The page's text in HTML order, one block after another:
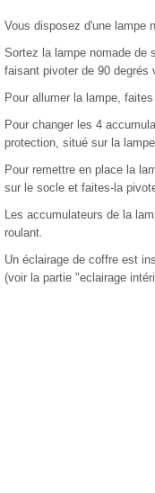
Vous disposez d'une lampe
Sortez la lampe nomade de
faisant pivoter de 90 degrés
Pour allumer la lampe,
Pour changer les 4
protection, situé sur la lampe
Pour remettre en place la
sur le socle et faites-la
Les accumulateurs de la
roulant.
Un éclairage de coffre est
(voir la partie "eclairage